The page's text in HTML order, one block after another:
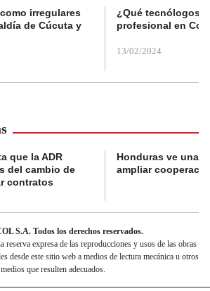
irregulares
de Cúcuta y
¿Qué tecnólogos
profesional en
13/02/2024
que la ADR
del cambio de
contratos
Honduras ve una
ampliar
S.A. Todos los derechos reservados.
expresa de las reproducciones y usos de las obras
desde este sitio web a medios de lectura mecánica u otros
medios que resulten adecuados.